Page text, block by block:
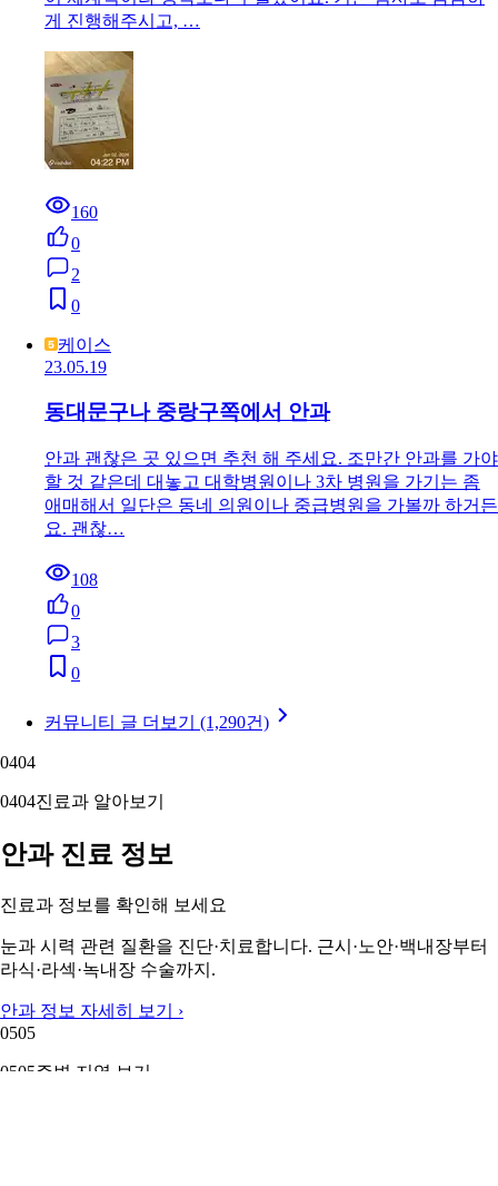
우리들안과에 안구건조증 때문에 다녀왔어요. 평소 눈이
뻑뻑하고 시림이 심했는데, 접수부터 검사까지 대기 동선
이 체계적이라 생각보다 수월했어요. 기본 검사도 꼼꼼하
게 진행해주시고, …
160
0
2
0
케이스
동대문구나 중랑구쪽에서 안과
안과 괜찮은 곳 있으면 추천 해 주세요. 조만간 안과를 가야
애매해서 일단은 동네 의원이나 중급병원을 가볼까 하거든
요. 괜찮…
108
0
3
커뮤니티 글 더보기 (1,290건)
진료과 정보를 확인해 보세요
눈과 시력 관련 질환을 진단·치료합니다. 근시·노안·백내장부터
라식·라섹·녹내장 수술까지.